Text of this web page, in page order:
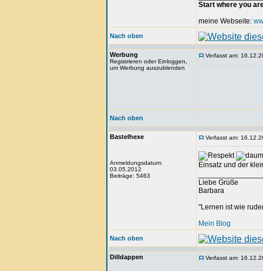
Start where you
meine Webseite:
Nach oben
Werbung
Registrieren oder Einloggen,
um Werbung auszublenden
Verfasst am:
Nach oben
Bastelhexe
Anmeldungsdatum:
03.05.2012
Beiträge: 5463
Verfasst am:
Einsatz und der
Liebe Grüße
Barbara
"Lernen ist wie
Mein Blog
Nach oben
Dilldappen Verfasst am: